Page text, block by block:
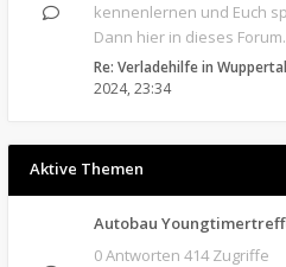
kennenlernen und Euch
Dann hier in dieses Forum.
Re: Verladehilfe in
2024, 23:34
Aktive Themen
Autobau
0 Antworten 414 Zugriffe